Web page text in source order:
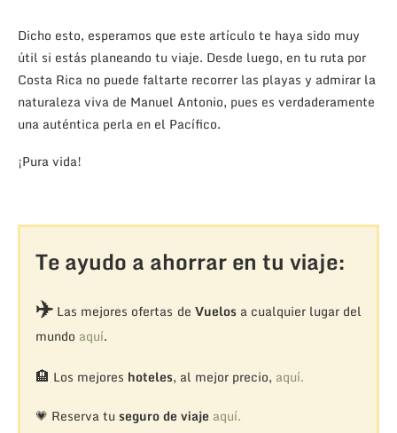
Dicho esto, esperamos que este artículo te haya sido muy
útil si estás planeando tu viaje. Desde luego, en tu ruta por
Costa Rica no puede faltarte recorrer las playas y admirar la
naturaleza viva de Manuel Antonio, pues es verdaderamente
una auténtica perla en el Pacífico.
¡Pura vida!
Te ayudo a ahorrar en tu viaje:
✈️Las mejores ofertas de Vuelosa cualquier lugar del
mundo aquí.
🏨 Los mejores hoteles, al mejor precio, aquí.
💗 Reserva tu seguro de viaje aquí.